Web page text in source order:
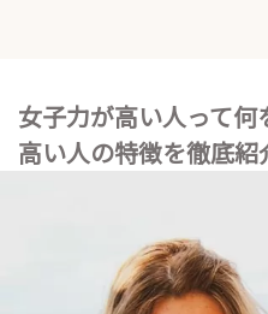
女子力が高い人って
高い人の特徴を徹底紹